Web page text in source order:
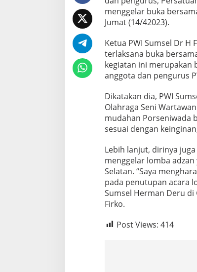
n
g
a
P
e
n
g
u
u
s
d
a
n
n
g
g
t
a
menggelar buka
Jumat (14/42023).
Ketua PWI Sumsel Dr H
terlaksana buka
kegiatan ini
anggota dan pengurus
Dikatakan dia, PWI
Olahraga Seni
mudahan Porseniwada
sesuai dengan
Lebih lanjut, dirinya
menggelar lomba
Selatan. “Saya
pada penutupan acara
Sumsel Herman Deru di
Firko.
Post Views: 414